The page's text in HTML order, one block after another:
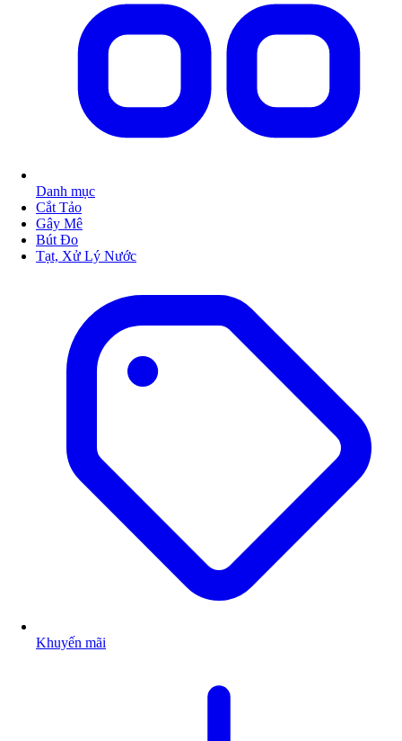
Danh mục
Cắt Tảo
Gây Mê
Bút Đo
Tạt, Xử Lý Nước
Khuyến mãi